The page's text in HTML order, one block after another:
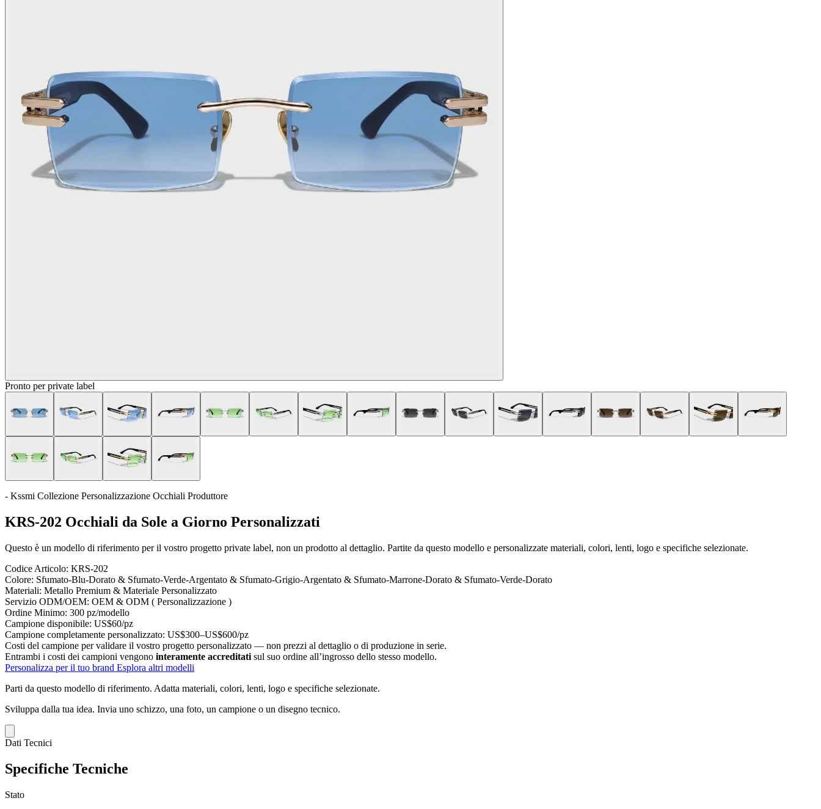
Pronto per private label
- Kssmi Collezione Personalizzazione Occhiali Produttore
KRS-202 Occhiali da Sole a Giorno Personalizzati
Questo è un modello di riferimento per il vostro progetto private label, non un prodotto al dettaglio. Partite da questo modello e personalizzate materiali, colori, lenti, logo e specifiche selezionate.
Codice Articolo: KRS-202
Colore: Sfumato-Blu-Dorato & Sfumato-Verde-Argentato & Sfumato-Grigio-Argentato & Sfumato-Marrone-Dorato & Sfumato-Verde-Dorato
Materiali: Metallo Premium & Materiale Personalizzato
Servizio ODM/OEM: OEM & ODM ( Personalizzazione )
Ordine Minimo: 300 pz/modello
Campione disponibile: US$60/pz
Campione completamente personalizzato: US$300–US$600/pz
Costi del campione per validare il vostro progetto personalizzato — non prezzi al dettaglio o di produzione in serie.
Entrambi i costi dei campioni vengono interamente accreditati sul suo ordine all’ingrosso dello stesso modello.
Personalizza per il tuo brand Esplora altri modelli
Parti da questo modello di riferimento. Adatta materiali, colori, lenti, logo e specifiche selezionate.
Sviluppa dalla tua idea. Invia uno schizzo, una foto, un campione o un disegno tecnico.
Dati Tecnici
Specifiche Tecniche
Stato